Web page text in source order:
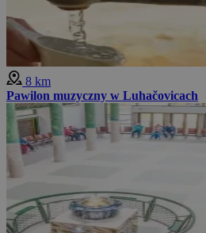
8 km
Pawilon muzyczny w Luhačovicach